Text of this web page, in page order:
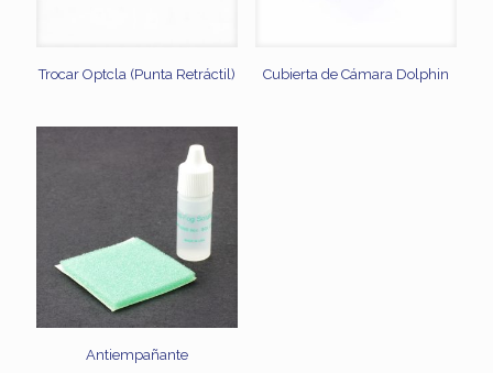
Trocar Optcla (Punta Retráctil) Cubierta de Cámara Dolphin
Antiempañante